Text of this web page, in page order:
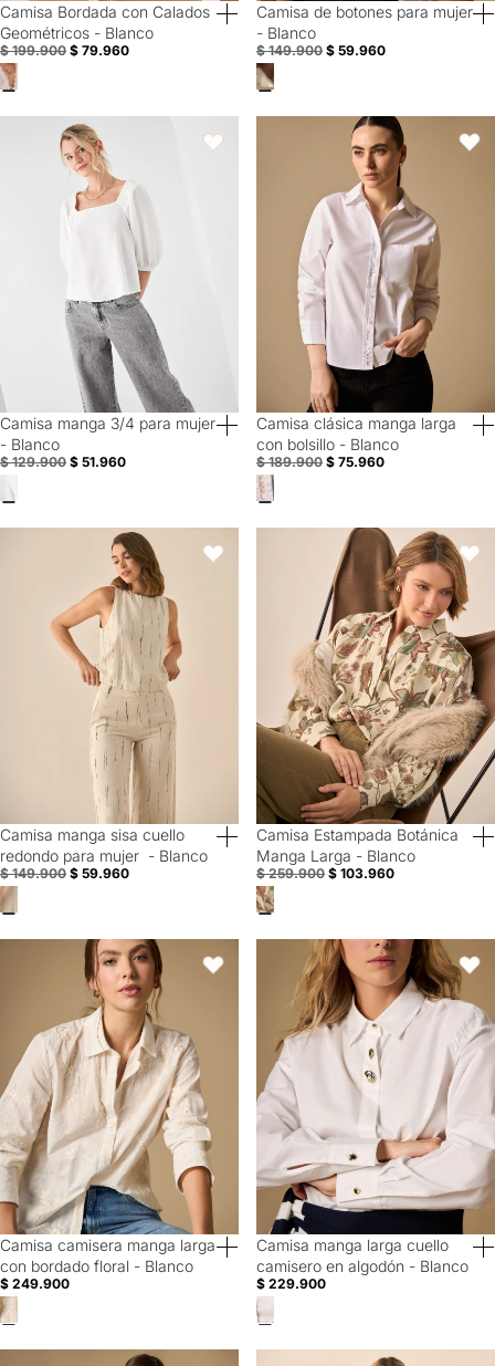
60% Off
Camisa Bordada con Calados
Geométricos - Blanco
$ 199.900 $ 79.960
60% Off
Camisa de botones para mujer
- Blanco
$ 149.900 $ 59.960
Camisa manga 3/4 para mujer - Blanco
60% Off
Camisa manga 3/4 para mujer
- Blanco
$ 129.900 $ 51.960
Favoritos
Camisa clásica manga larga con
60% Off
Camisa clásica manga larga
con bolsillo - Blanco
$ 189.900 $ 75.960
Camisa manga sisa cuello redondo para mujer - Blanco
60% Off
Camisa manga sisa cuello
redondo para mujer - Blanco
$ 149.900 $ 59.960
Favoritos
Camisa Estampada Botánica
60% Off
Camisa Estampada Botánica
Manga Larga - Blanco
$ 259.900 $ 103.960
Camisa camisera manga larga con bordado floral - Blanco
40% Off
Camisa camisera manga larga
con bordado floral - Blanco
$ 249.900
Favoritos
Camisa manga larga cuello
40% Off
Camisa manga larga cuello
camisero en algodón - Blanco
$ 229.900
Camisa manga larga cuello camisero en algodón - Blanco
Camisa manga larga con